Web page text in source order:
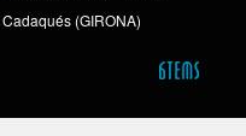
Cadaqués (GIRONA)